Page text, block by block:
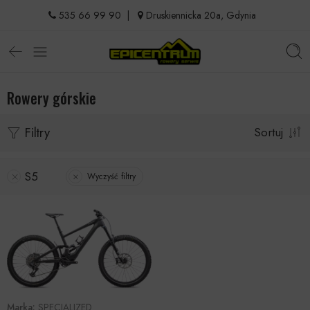
535 66 99 90 Druskiennicka 20a, Gdynia
Rowery górskie
Filtry Sortuj
S5 Wyczyść filtry